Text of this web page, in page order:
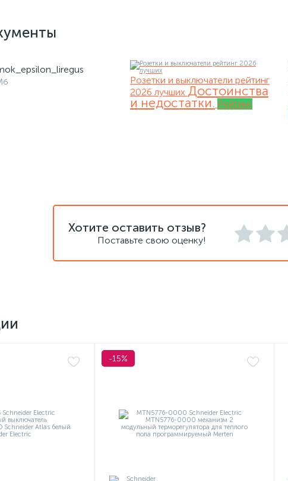
Розетки и выключатели рейтинг
2026 лучших Достоинства
и недостатки. Рейтинг
Хотите оставить отзыв?
Поставьте свою оценку!
-15%